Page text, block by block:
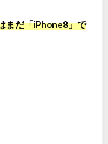
まだ「iPhone8」で